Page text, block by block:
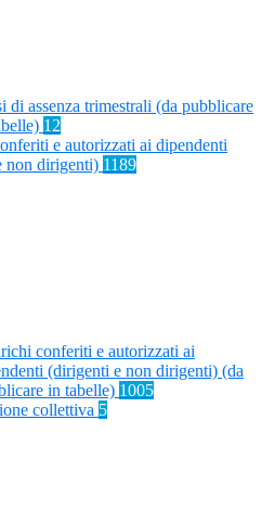
di assenza trimestrali (da pubblicare
12
e autorizzati ai dipendenti
non dirigenti) 1189
conferiti e autorizzati ai
(dirigenti e non dirigenti) (da
in tabelle) 1005
collettiva 5